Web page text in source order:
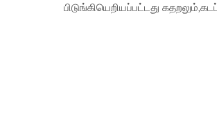
பிடுங்கியெறியப்பட்டது